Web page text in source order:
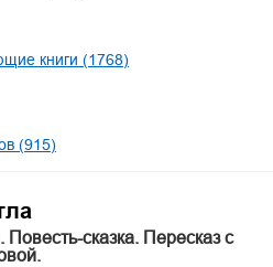
книги (1768)
(915)
сказка. Пересказ с